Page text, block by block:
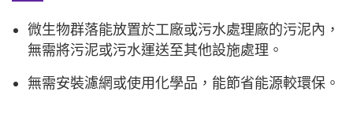
微生物群落能放置於工廠或污水處理廠的污泥內，
無需將污泥或污水運送至其他設施處理。
無需安裝濾網或使用化學品，能節省能源較環保。